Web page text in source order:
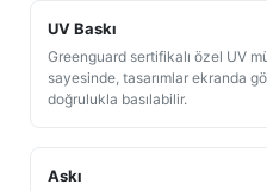
UV Baskı
Greenguard sertifikalı özel UV
sayesinde, tasarımlar ekranda
doğrulukla basılabilir.
Askı